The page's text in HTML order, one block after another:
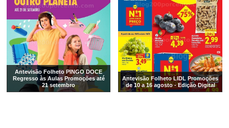
Antevisão Folheto PINGO DOCE
Regresso às Aulas Promoções até
21 setembro
Antevisão Folheto LIDL Promoções
de 10 a 16 agosto - Edição Digital